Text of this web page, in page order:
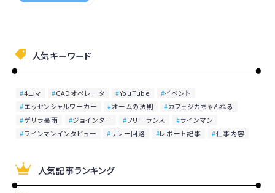
人気キーワード
4コマ CADオペレータ YouTube
イベント
エッセンシャルワーカー
オームの法則
カフェジカちゃんねる
ゲリラ豪雨
ジョインター フリーランス
ラインマン
ラインマンインタビュー
リレー回路 レポート記事 仕事内容
人気記事ランキング